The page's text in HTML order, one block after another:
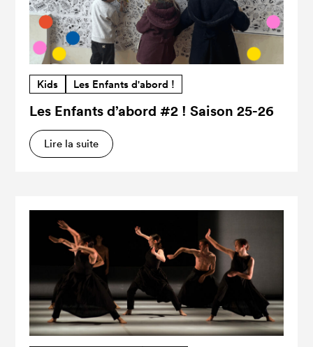
Kids Les Enfants d'abord !
Les Enfants d’abord #2 ! Saison 25-26
Lire la suite